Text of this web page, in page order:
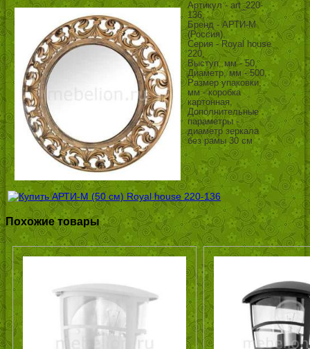
Артикул - art_220-
136,
Бренд - АРТИ-М
(Россия),
Серия - Royal house
220,
Выступ, мм - 50,
Диаметр, мм - 500,
Размер упаковки,
мм - коробка
картонная,
Дополнительные
параметры -
диаметр зеркала
без рамы 30 см
Похожие товары